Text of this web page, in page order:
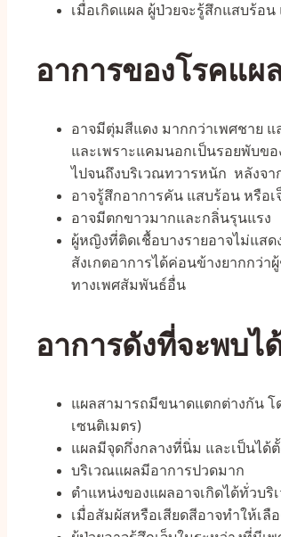
เมื่อเกิดแผล ผู้ป่วยจะรู้สึกแสบร้อ
อาการของโรคแ
อาจมีตุ่มสีแดง มากกว่าเพศชาย
และเพราะแคมนอกเป็นรอยพับข
ไปจนถึงบริเวณทวารหนัก หลังจา
อาจรู้สึกอาการคัน แสบร้อน หรือ
อาจมีตกขาวมากและกลิ่นรุนแรง
ผู้หญิงที่ติดเชื้อบางรายอาจไม่แส
สังเกตอาการได้ค่อนข้างยากกว่
ทางเพศสัมพันธ์อื่น
อาการดังที่จะพบ
แผลสามารถมีขนาดแตกต่างกัน โ
เซนติเมตร)
แผลมีจุดกึ่งกลางที่นิ่ม และเป็นได้
บริเวณแผลมีอาการปวดมาก
ตำแหน่งของแผลอาจเกิดได้ทั่วบริ
เมื่อสัมผัสหรือเสียดสีอาจทำให้เลื